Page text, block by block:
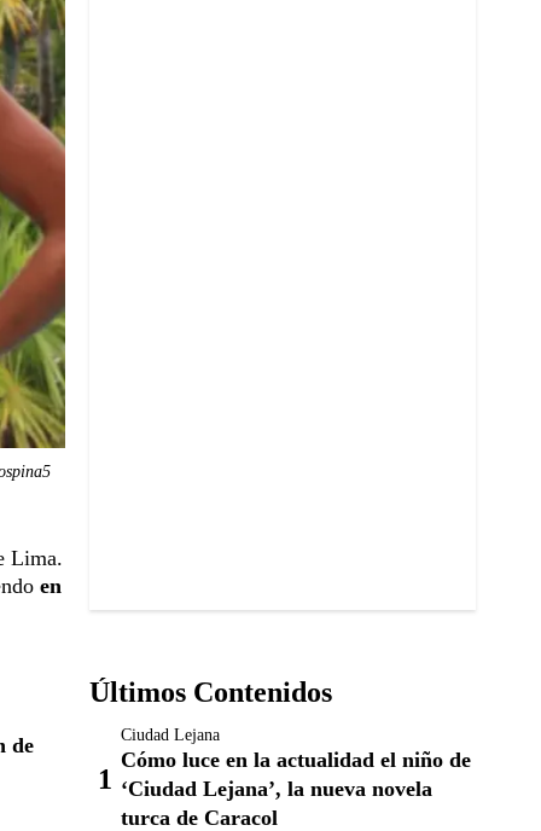
Lima.
en
de
Últimos Contenidos
Ciudad Lejana
Cómo luce en la actualidad el niño de
‘Ciudad Lejana’, la nueva novela
turca de Caracol